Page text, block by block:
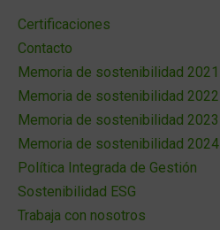
Certificaciones
Contacto
Memoria de sostenibilidad 2021
Memoria de sostenibilidad 2022
Memoria de sostenibilidad 2023
Memoria de sostenibilidad 2024
Política Integrada de Gestión
Sostenibilidad ESG
Trabaja con nosotros